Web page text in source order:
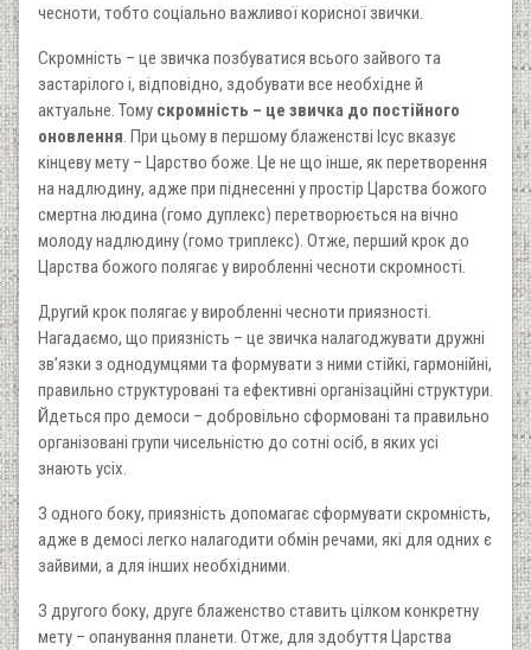
чесноти, тобто соціально важливої корисної звички.
Скромність – це звичка позбуватися всього зайвого та
застарілого і, відповідно, здобувати все необхідне й
актуальне. Тому скромність – це звичка до постійного
оновлення. При цьому в першому блаженстві Ісус вказує
кінцеву мету – Царство боже. Це не що інше, як перетворення
на надлюдину, адже при піднесенні у простір Царства божого
смертна людина (гомо дуплекс) перетворюється на вічно
молоду надлюдину (гомо триплекс). Отже, перший крок до
Царства божого полягає у виробленні чесноти скромності.
Другий крок полягає у виробленні чесноти приязності.
Нагадаємо, що приязність – це звичка налагоджувати дружні
зв’язки з однодумцями та формувати з ними стійкі, гармонійні,
правильно структуровані та ефективні організаційні структури.
Йдеться про демоси – добровільно сформовані та правильно
організовані групи чисельністю до сотні осіб, в яких усі
знають усіх.
З одного боку, приязність допомагає сформувати скромність,
адже в демосі легко налагодити обмін речами, які для одних є
зайвими, а для інших необхідними.
З другого боку, друге блаженство ставить цілком конкретну
мету – опанування планети. Отже, для здобуття Царства